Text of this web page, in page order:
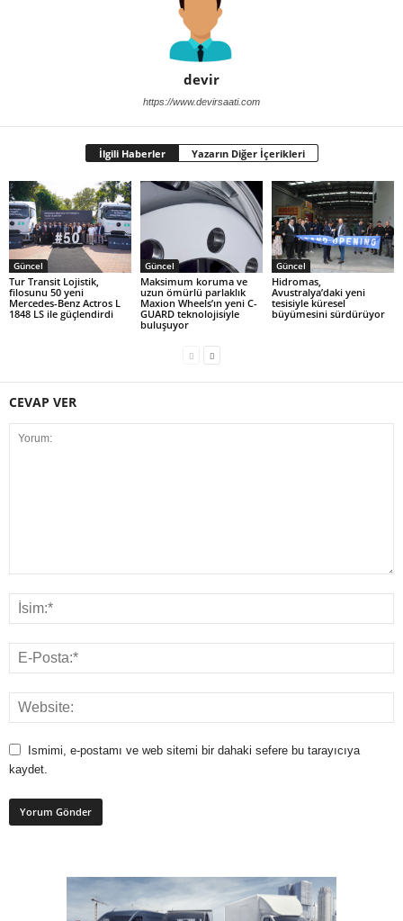
devir
https://www.devirsaati.com
İlgili Haberler Yazarın Diğer İçerikleri
Güncel
Tur Transit Lojistik,
filosunu 50 yeni
Mercedes-Benz Actros L
1848 LS ile güçlendirdi
Güncel
Maksimum koruma ve
uzun ömürlü parlaklık
Maxion Wheels’ın yeni C-
GUARD teknolojisiyle
buluşuyor
Güncel
Hidromas,
Avustralya’daki yeni
tesisiyle küresel
büyümesini sürdürüyor
CEVAP VER
Ismimi, e-postamı ve web sitemi bir dahaki sefere bu tarayıcıya
kaydet.